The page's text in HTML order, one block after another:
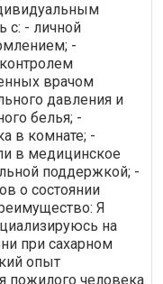
- личной
-
врачом
давления и
белья; -
в комнате; -
в медицинское
поддержкой; -
о состоянии
Я
на
при сахарном
опыт
пожилого человека